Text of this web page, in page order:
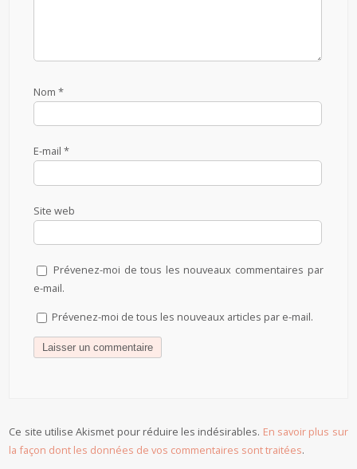
Nom*
E-mail*
Site web
Prévenez-moi de tous les nouveaux commentaires par
e-mail.
Prévenez-moi de tous les nouveaux articles par e-mail.
Ce site utilise Akismet pour réduire les indésirables. En savoir plus sur
la façon dont les données de vos commentaires sont traitées.